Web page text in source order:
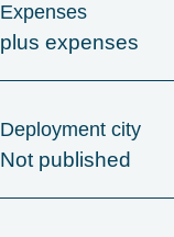
Expenses
plus expenses
Deployment city
Not published